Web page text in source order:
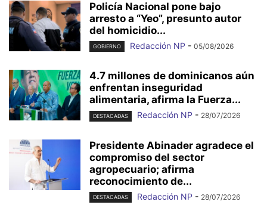
Policía Nacional pone bajo
arresto a “Yeo”, presunto autor
del homicidio...
GOBIERNO Redacción NP - 05/08/2026
4.7 millones de dominicanos aún
enfrentan inseguridad
alimentaria, afirma la Fuerza...
DESTACADAS Redacción NP - 28/07/2026
Presidente Abinader agradece el
compromiso del sector
agropecuario; afirma
reconocimiento de...
DESTACADAS Redacción NP - 28/07/2026